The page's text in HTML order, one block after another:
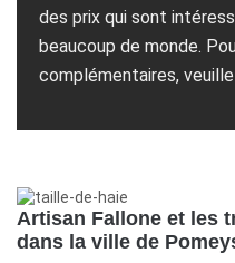
des prix qui sont
beaucoup de monde.
complémentaires,
Artisan Fallone et les
dans la ville de